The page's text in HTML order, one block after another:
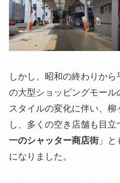
しかし、昭和の終わりか
の大型ショッピングモール
スタイルの変化に伴い、柳
し、多くの空き店舗も目立
一のシャッター商店街」と
になりました。